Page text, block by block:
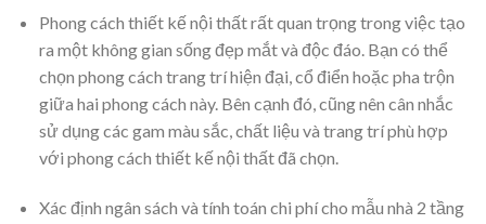
Phong cách thiết kế nội thất rất quan trọng trong việc tạo
ra một không gian sống đẹp mắt và độc đáo. Bạn có thể
chọn phong cách trang trí hiện đại, cổ điển hoặc pha trộn
giữa hai phong cách này. Bên cạnh đó, cũng nên cân nhắc
sử dụng các gam màu sắc, chất liệu và trang trí phù hợp
với phong cách thiết kế nội thất đã chọn.
Xác định ngân sách và tính toán chi phí cho mẫu nhà 2 tầng